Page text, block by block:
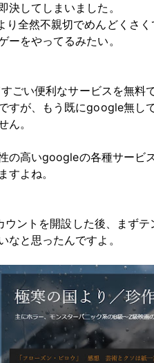
決してしまいました。
全然不親切でめんどくさく
ーをやってるみたい。
ごい便利なサービスを無料
すが、もう既にgoogle無し
ん。
の高いgoogleの各種サービ
すよね。
ントを開設した後、まず
なと思ったんですよ。